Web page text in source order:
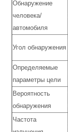
Обнаружение
человека/
автомобиля
Угол обнаружения
Определяемые
параметры цели
Вероятность
обнаружения
Частота